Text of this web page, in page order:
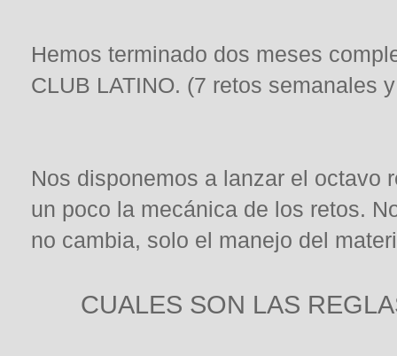
Hemos terminado dos meses
CLUB LATINO. (7 retos semanales
Nos disponemos a lanzar el octavo
un poco la mecánica de los retos.
no cambia, solo el manejo del
CUALES SON LAS